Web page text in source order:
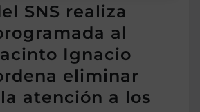
SNS realiza
al
Ignacio
eliminar
atención a los